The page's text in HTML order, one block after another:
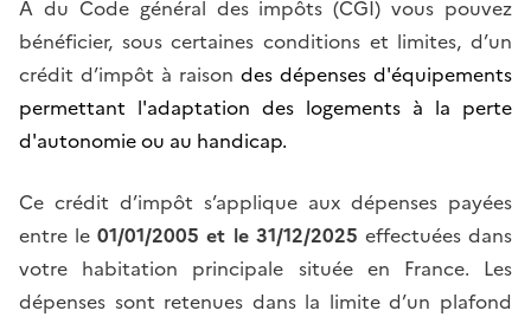
A du Code général des impôts (CGI) vous pouvez
bénéficier, sous certaines conditions et limites, d’un
crédit d’impôt à raison des dépenses d'équipements
permettant l'adaptation des logements à la perte
d'autonomie ou au handicap.
Ce crédit d’impôt s’applique aux dépenses payées
entre le01/01/2005 et le 31/12/2025 effectuées dans
votre habitation principale située en France. Les
dépenses sont retenues dans la limite d’un plafond